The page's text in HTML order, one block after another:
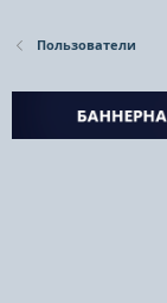
Пользователи